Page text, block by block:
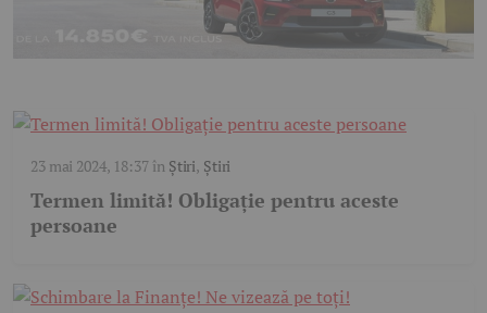
23 mai 2024, 18:37în Știri, Știri
Termen limită! Obligație pentru aceste
persoane